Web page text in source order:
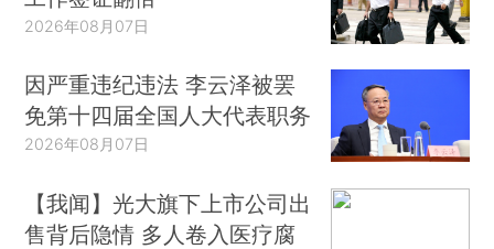
2026年08月07日
因严重违纪违法 李云泽被罢
免第十四届全国人大代表职务
2026年08月07日
【我闻】光大旗下上市公司出
售背后隐情 多人卷入医疗腐